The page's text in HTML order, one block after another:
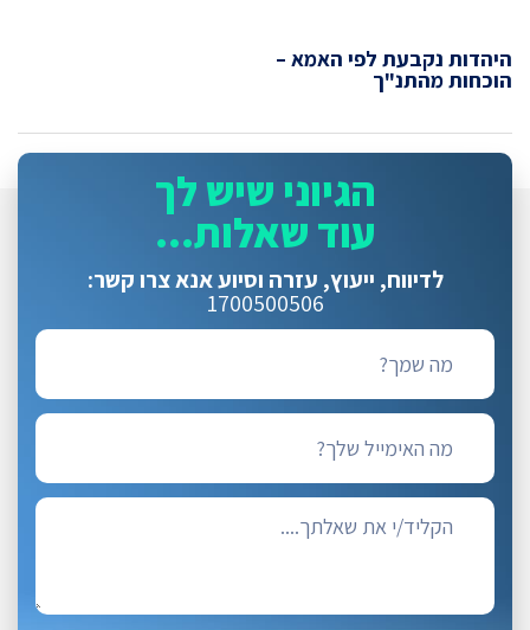
היהדות נקבעת לפי האמא –
הוכחות מהתנ"ך
הגיוני שיש לך
עוד שאלות...
לדיווח, ייעוץ, עזרה וסיועאנא צרו קשר:
1700500506